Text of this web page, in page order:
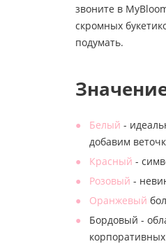
звоните в
скромных
подумать.
Белый -
добавим
Красный -
Розовый -
Оранжевый
Бордовый -